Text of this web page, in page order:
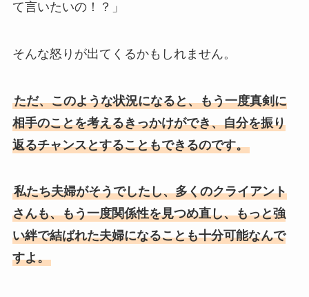
て言いたいの！？」
そんな怒りが出てくるかもしれません。
ただ、このような状況になると、もう一度真剣に
相手のことを考えるきっかけができ、自分を振り
返るチャンスとすることもできるのです。
私たち夫婦がそうでしたし、多くのクライアント
さんも、もう一度関係性を見つめ直し、もっと強
い絆で結ばれた夫婦になることも十分可能なんで
すよ。